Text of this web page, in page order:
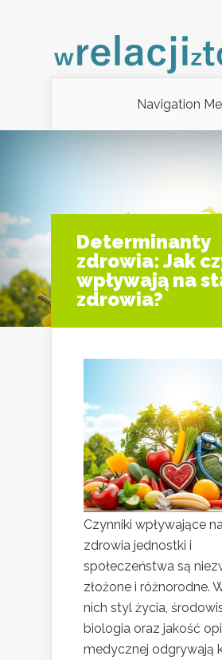
Navigation
Determinanty
zdrowia: Jak
wpływają na
zdrowia?
Czynniki wpływające
zdrowia jednostki i
społeczeństwa są
złożone i różnorodne.
nich styl życia,
biologia oraz jakość
medycznej odgrywają